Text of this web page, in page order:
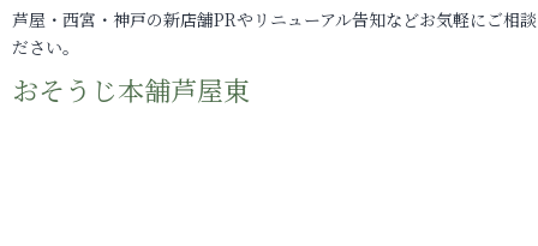
芦屋・西宮・神戸の新店舗PRやリニューアル告知などお気軽にご相
ださい。
おそうじ本舗芦屋東